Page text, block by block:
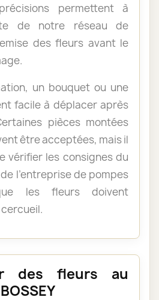
permettent à
de notre réseau de
des fleurs avant le
un bouquet ou une
facile à déplacer après
pièces montées
être acceptées, mais il
vérifier les consignes du
l’entreprise de pompes
les fleurs doivent
des fleurs au